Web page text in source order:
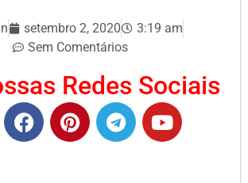
setembro 2, 2020
3:19 am
Sem Comentários
Redes Sociais